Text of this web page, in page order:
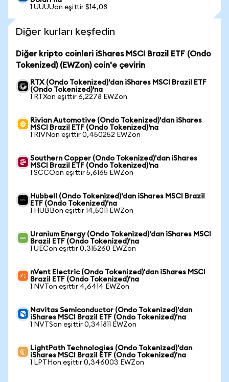
1 UUUUon eşittir $14,08
Diğer kurları keşfedin
Diğer kripto coinleri iShares MSCI Brazil ETF (Ondo
Tokenized) (EWZon) coin'e çevirin
RTX (Ondo Tokenized)'dan iShares MSCI Brazil ETF
(Ondo Tokenized)'na
1 RTXon eşittir 6,2278 EWZon
Rivian Automotive (Ondo Tokenized)'dan iShares
MSCI Brazil ETF (Ondo Tokenized)'na
1 RIVNon eşittir 0,450252 EWZon
Southern Copper (Ondo Tokenized)'dan iShares
MSCI Brazil ETF (Ondo Tokenized)'na
1 SCCOon eşittir 5,6165 EWZon
Hubbell (Ondo Tokenized)'dan iShares MSCI Brazil
ETF (Ondo Tokenized)'na
1 HUBBon eşittir 14,5011 EWZon
Uranium Energy (Ondo Tokenized)'dan iShares MSCI
Brazil ETF (Ondo Tokenized)'na
1 UECon eşittir 0,315260 EWZon
nVent Electric (Ondo Tokenized)'dan iShares MSCI
Brazil ETF (Ondo Tokenized)'na
1 NVTon eşittir 4,6414 EWZon
Navitas Semiconductor (Ondo Tokenized)'dan
iShares MSCI Brazil ETF (Ondo Tokenized)'na
1 NVTSon eşittir 0,341811 EWZon
LightPath Technologies (Ondo Tokenized)'dan
iShares MSCI Brazil ETF (Ondo Tokenized)'na
1 LPTHon eşittir 0,346003 EWZon